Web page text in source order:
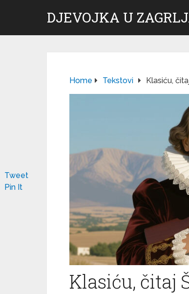
DJEVOJKA U
Home Tekstovi Klasiću,
Klasiću, čitaj
Tweet
Pin It